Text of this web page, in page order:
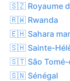
🇸🇿 Royaume
🇷🇼 Rwanda
🇪🇭 Sahara
🇸🇭 Sainte-
🇸🇹 São Tomé-
🇸🇳 Sénégal